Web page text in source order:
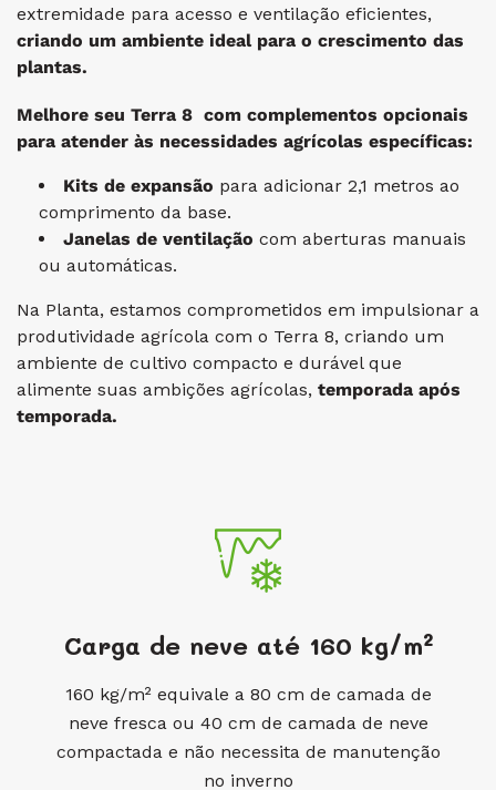
extremidade para acesso e ventilação eficientes,
criando um ambiente ideal para o crescimento das
plantas.
Melhore seu Terra 8 com complementos opcionais
para atender às necessidades agrícolas específicas:
Kits de expansão para adicionar 2,1 metros ao
comprimento da base.
Janelas de ventilação com aberturas manuais
ou automáticas.
Na Planta, estamos comprometidos em impulsionar a
produtividade agrícola com o Terra 8, criando um
ambiente de cultivo compacto e durável que
alimente suas ambições agrícolas, temporada após
temporada.
Carga de neve até 160 kg/m²
160 kg/m² equivale a 80 cm de camada de
neve fresca ou 40 cm de camada de neve
compactada e não necessita de manutenção
no inverno